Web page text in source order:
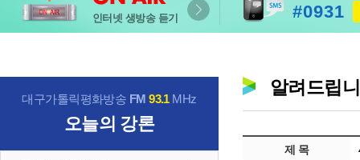
인터넷 생방송 듣기 #0931
대구가톨릭평화방송 FM93.1MHz
오늘의 강론
알려드립
제 목